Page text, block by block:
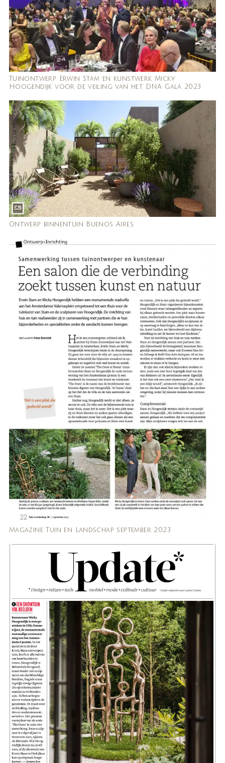
Tuinontwerp Erwin Stam en kunstwerk Micky
Hoogendijk voor de veiling van het DNA Gala 2023
Ontwerp binnentuin Buenos Aires
Magazine Tuin en Landschap september 2023